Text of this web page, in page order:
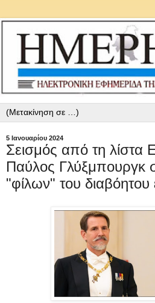
5 Ιανουαρίου 2024
Σεισμός από τη λίστα
Παύλος Γλύξμπουργκ
"φίλων" του διαβόητου